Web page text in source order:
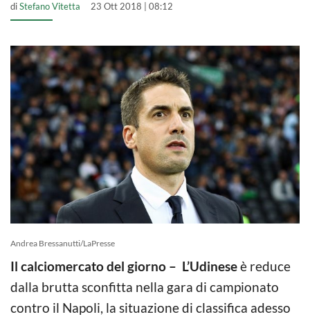
diStefano Vitetta 23 Ott 2018 | 08:12
Andrea Bressanutti/LaPresse
Il calciomercato del giorno – L’Udineseè reduce
dalla brutta sconfitta nella gara di campionato
contro il Napoli, la situazione di classifica adesso